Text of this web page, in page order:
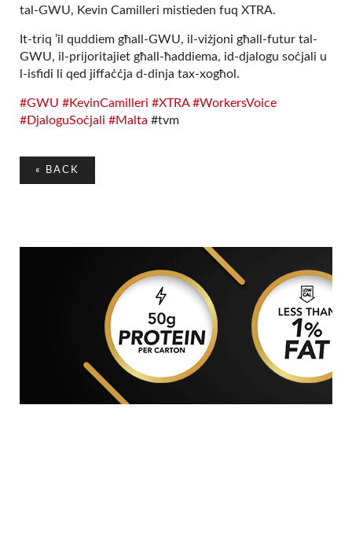
tal-GWU, Kevin Camilleri mistieden fuq XTRA.
It-triq ’il quddiem għall-GWU, il-viżjoni għall-futur tal-
GWU, il-prijoritajiet għall-ħaddiema, id-djalogu soċjali u
l-isfidi li qed jiffaċċja d-dinja tax-xogħol.
#GWU #KevinCamilleri #XTRA #WorkersVoice
#DjaloguSoċjali #Malta #tvm
« BACK